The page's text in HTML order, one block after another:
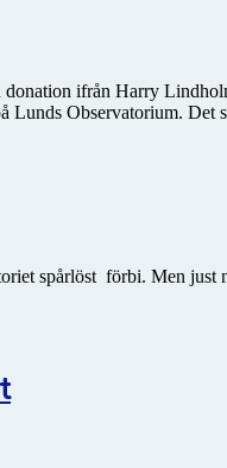
ifrån Harry
Lunds Observatorium.
spårlöst förbi. Men just